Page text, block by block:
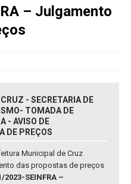
– Julgamento
- SECRETARIA DE
TOMADA DE
- AVISO DE
DE PREÇOS
Municipal de Cruz
das propostas de preços
SEINFRA –